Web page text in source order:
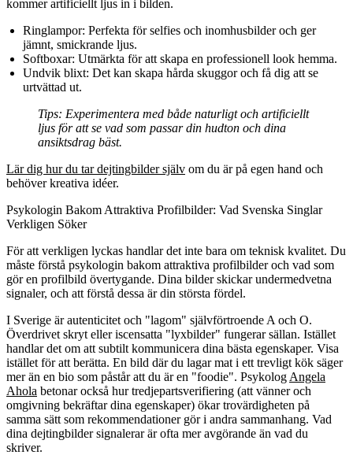
kommer artificiellt ljus in i bilden.
Ringlampor: Perfekta för selfies och inomhusbilder och ger
jämnt, smickrande ljus.
Softboxar: Utmärkta för att skapa en professionell look hemma.
Undvik blixt: Det kan skapa hårda skuggor och få dig att se
urtvättad ut.
Tips: Experimentera med både naturligt och artificiellt
ljus för att se vad som passar din hudton och dina
ansiktsdrag bäst.
Lär dig hur du tar dejtingbilder själv om du är på egen hand och
behöver kreativa idéer.
Psykologin Bakom Attraktiva Profilbilder: Vad Svenska Singlar
Verkligen Söker
För att verkligen lyckas handlar det inte bara om teknisk kvalitet. Du
måste förstå psykologin bakom attraktiva profilbilder och vad som
gör en profilbild övertygande. Dina bilder skickar undermedvetna
signaler, och att förstå dessa är din största fördel.
I Sverige är autenticitet och "lagom" självförtroende A och O.
Överdrivet skryt eller iscensatta "lyxbilder" fungerar sällan. Istället
handlar det om att subtilt kommunicera dina bästa egenskaper. Visa
istället för att berätta. En bild där du lagar mat i ett trevligt kök säger
mer än en bio som påstår att du är en "foodie". Psykolog Angela
Ahola betonar också hur tredjepartsverifiering (att vänner och
omgivning bekräftar dina egenskaper) ökar trovärdigheten på
samma sätt som rekommendationer gör i andra sammanhang. Vad
dina dejtingbilder signalerar är ofta mer avgörande än vad du
skriver.